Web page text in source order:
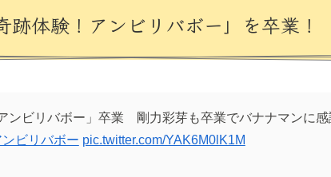
跡体験！アンビリバボー」を卒業！
ンビリバボー」卒業 剛力彩芽も卒業でバナナマンに感
ビリバボー pic.twitter.com/YAK6M0lK1M